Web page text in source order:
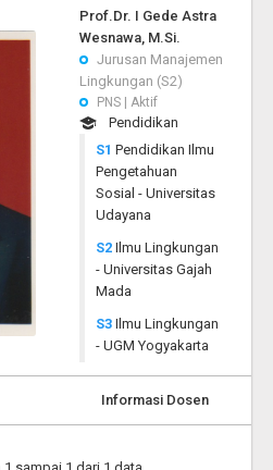
Prof.Dr. I Gede Astra
Wesnawa, M.Si.
Jurusan Manajemen
Lingkungan (S2)
PNS | Aktif
Pendidikan
S1 Pendidikan Ilmu
Pengetahuan
Sosial - Universitas
Udayana
S2 Ilmu Lingkungan
- Universitas Gajah
Mada
S3 Ilmu Lingkungan
- UGM Yogyakarta
Informasi Dosen